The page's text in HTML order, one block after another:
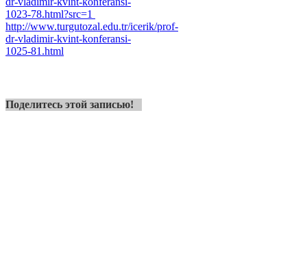
1023-78.html?src=1
http://www.turgutozal.edu.tr/icerik/prof-
dr-vladimir-kvint-konferansi-
1025-81.html
Поделитесь этой записью!